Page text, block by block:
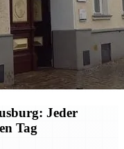
Jeder
Tag